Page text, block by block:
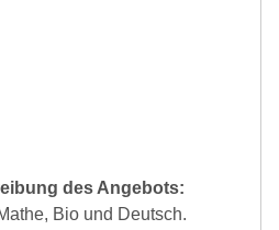
des Angebots:
Bio und Deutsch.